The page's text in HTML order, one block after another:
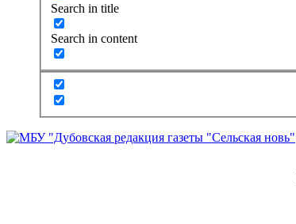
Search in title
Search in content